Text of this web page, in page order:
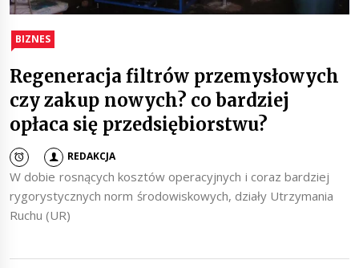
BIZNES
Regeneracja filtrów przemysłowych
czy zakup nowych? co bardziej
opłaca się przedsiębiorstwu?
REDAKCJA
W dobie rosnących kosztów operacyjnych i coraz bardziej
rygorystycznych norm środowiskowych, działy Utrzymania
Ruchu (UR)